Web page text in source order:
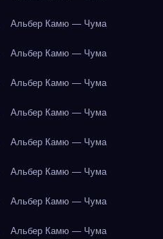
Альбер Камю — Чума
Альбер Камю — Чума
Альбер Камю — Чума
Альбер Камю — Чума
Альбер Камю — Чума
Альбер Камю — Чума
Альбер Камю — Чума
Альбер Камю — Чума